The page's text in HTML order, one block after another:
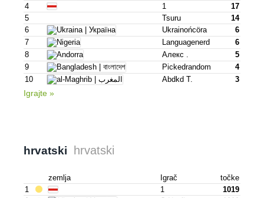
4
1
17
5
Tsuru
14
6
Ukrainońcöra
6
7
Languagenerd
6
8
Алекс .
5
9
Pickedrandom
4
10
Abdkd T. 3
Igrajte »
hrvatski hrvatski
zemlja Igrač
točke
1
1
1019